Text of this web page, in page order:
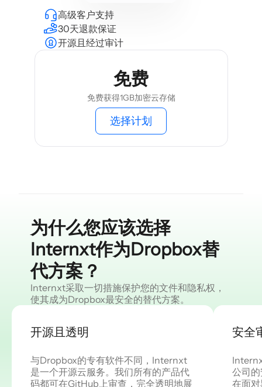
高级客户支持
30天退款保证
开源且经过审计
免费
免费获得1GB加密云存储
选择计划
为什么您应该选择
Internxt作为Dropbox替
代方案？
Internxt采取一切措施保护您的文件和隐私权，
使其成为Dropbox最安全的替代方案。
开源且透明
与Dropbox的专有软件不同，Internxt
是一个开源云服务。我们所有的产品代
码都可在GitHub上审查，完全透明地展
安全
公司
在面